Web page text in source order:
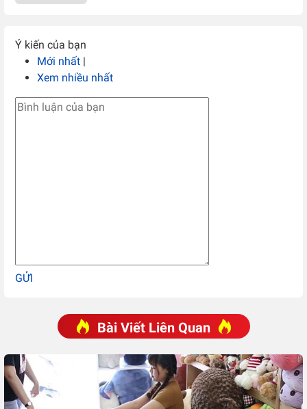
Ý kiến của bạn
Mới nhất |
Xem nhiều nhất
GỬI
Bài Viết Liên Quan